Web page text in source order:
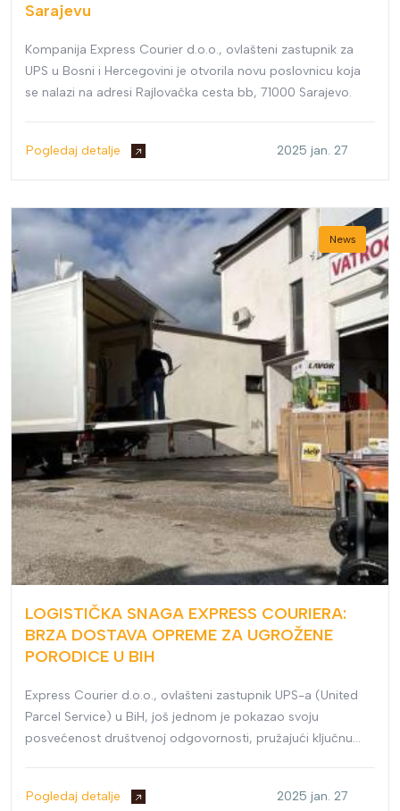
Sarajevu
Kompanija Express Courier d.o.o., ovlašteni zastupnik za
UPS u Bosni i Hercegovini je otvorila novu poslovnicu koja
se nalazi na adresi Rajlovačka cesta bb, 71000 Sarajevo.
Pogledaj detalje 2025 jan. 27
News
LOGISTIČKA SNAGA EXPRESS COURIERA:
BRZA DOSTAVA OPREME ZA UGROŽENE
PORODICE U BIH
Express Courier d.o.o., ovlašteni zastupnik UPS-a (United
Parcel Service) u BiH, još jednom je pokazao svoju
posvećenost društvenoj odgovornosti, pružajući ključnu
Jablanica.
Pogledaj detalje 2025 jan. 27